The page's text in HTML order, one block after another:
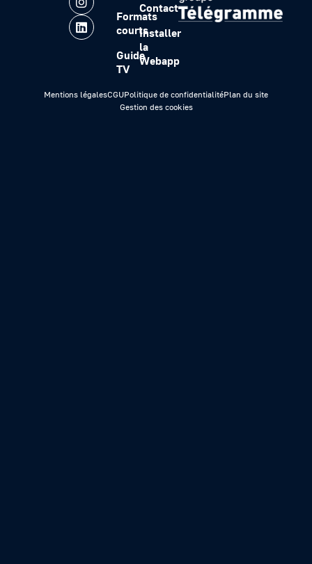
Formats
courts
Guide
TV
Contact
Installer
la
Webapp
Mentions légalesCGUPolitique de confidentialitéPlan du site
Gestion des cookies